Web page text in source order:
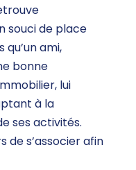
souci de place
qu’un ami,
bonne
lui
à la
ses activités.
de s’associer afin